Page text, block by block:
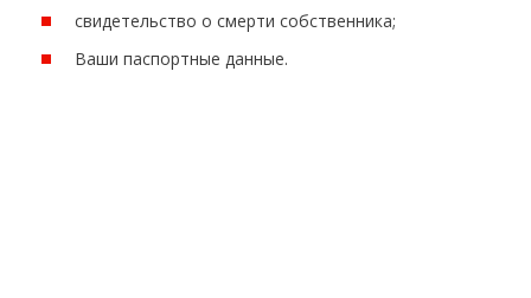
свидетельство о смерти собственника;
Ваши паспортные данные.